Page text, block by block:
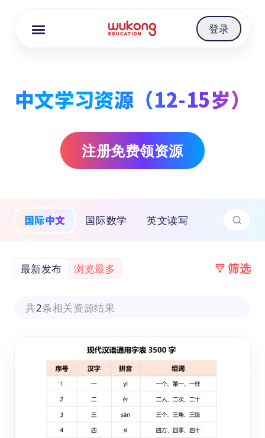
登录
中文学习资源（12-15岁）
注册免费领资源
国际中文 国际数学 英文读写
最新发布 浏览最多 筛选
共2条相关资源结果